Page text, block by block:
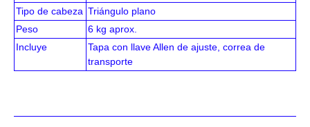
Tipo de cabeza Triángulo plano
Peso
6 kg aprox.
Incluye
Tapa con llave Allen de ajuste, correa de
transporte